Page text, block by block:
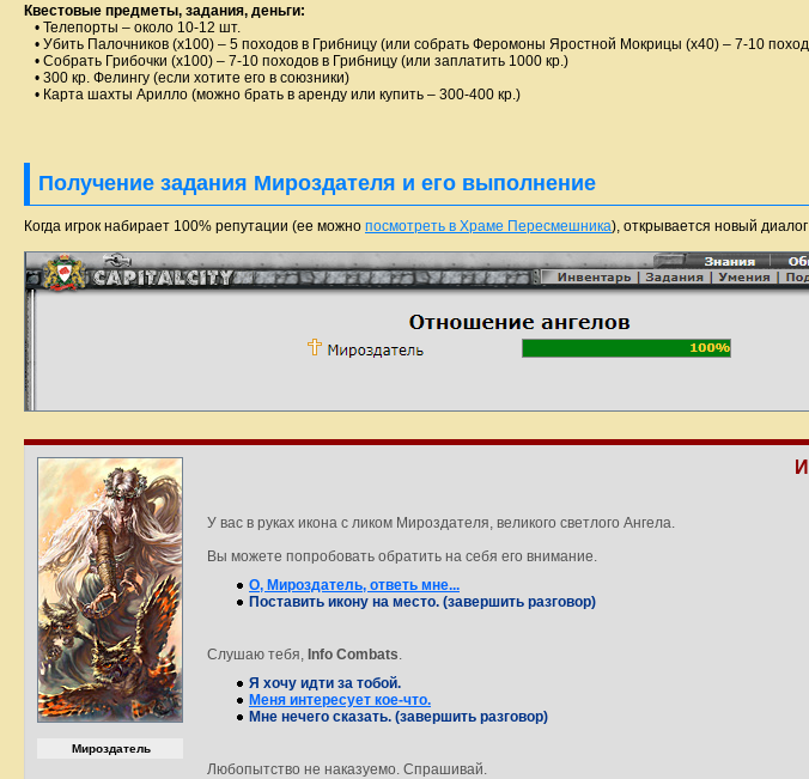
Квестовые предметы, задания, деньги:
• Телепорты – около 10-12 шт.
• Убить Палочников (х100) – 5 походов в Грибницу (или собрать Феромоны Яростной Мокрицы (х40) – 7-10
• Собрать Грибочки (х100) – 7-10 походов в Грибницу (или заплатить 1000 кр.)
• 300 кр. Фелингу (если хотите его в союзники)
• Карта шахты Арилло (можно брать в аренду или купить – 300-400 кр.)
Получение задания Мироздателя и его выполнение
Когда игрок набирает 100% репутации (ее можно посмотреть в Храме Пересмешника), открывается новый
Мироздатель
У вас в руках икона с ликом Мироздателя, великого светлого Ангела.
Вы можете попробовать обратить на себя его внимание.
О, Мироздатель, ответь мне...
Поставить икону на место. (завершить разговор)
Слушаю тебя, Info Combats
Я хочу идти за тобой.
Меня интересует кое-что.
Мне нечего сказать. (завершить разговор)
Любопытство не наказуемо. Спрашивай.